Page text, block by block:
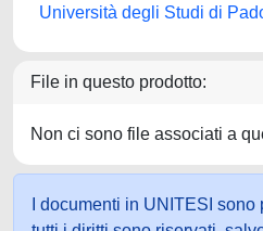
Università degli Studi di
File in questo prodotto:
Non ci sono file associati a
I documenti in UNITESI